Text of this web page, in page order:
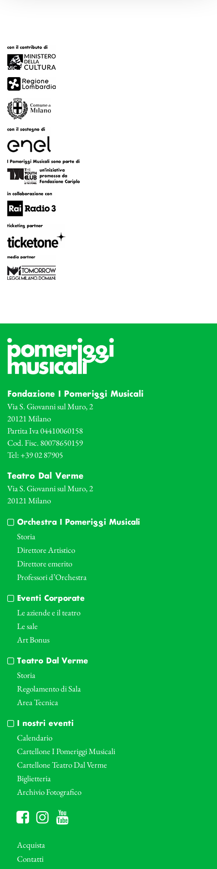
Fondazione I Pomeriggi Musicali
Via S. Giovanni sul Muro, 2
20121 Milano
Partita Iva 04410060158
Cod. Fisc. 80078650159
Tel: +39 02 87905
Teatro Dal Verme
Via S. Giovanni sul Muro, 2
20121 Milano
Orchestra I Pomeriggi Musicali
Storia
Direttore Artistico
Direttore emerito
Professori d’Orchestra
Eventi Corporate
Le aziende e il teatro
Le sale
Art Bonus
Teatro Dal Verme
Storia
Regolamento di Sala
Area Tecnica
I nostri eventi
Calendario
Cartellone I Pomeriggi Musicali
Cartellone Teatro Dal Verme
Biglietteria
Archivio Fotografico
Acquista
Contatti